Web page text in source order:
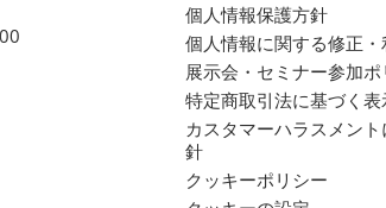
個人情報保護方針
個人情報に関する修正
展示会・セミナー参加ポ
特定商取引法に基づく表
カスタマーハラスメン
針
クッキーポリシー